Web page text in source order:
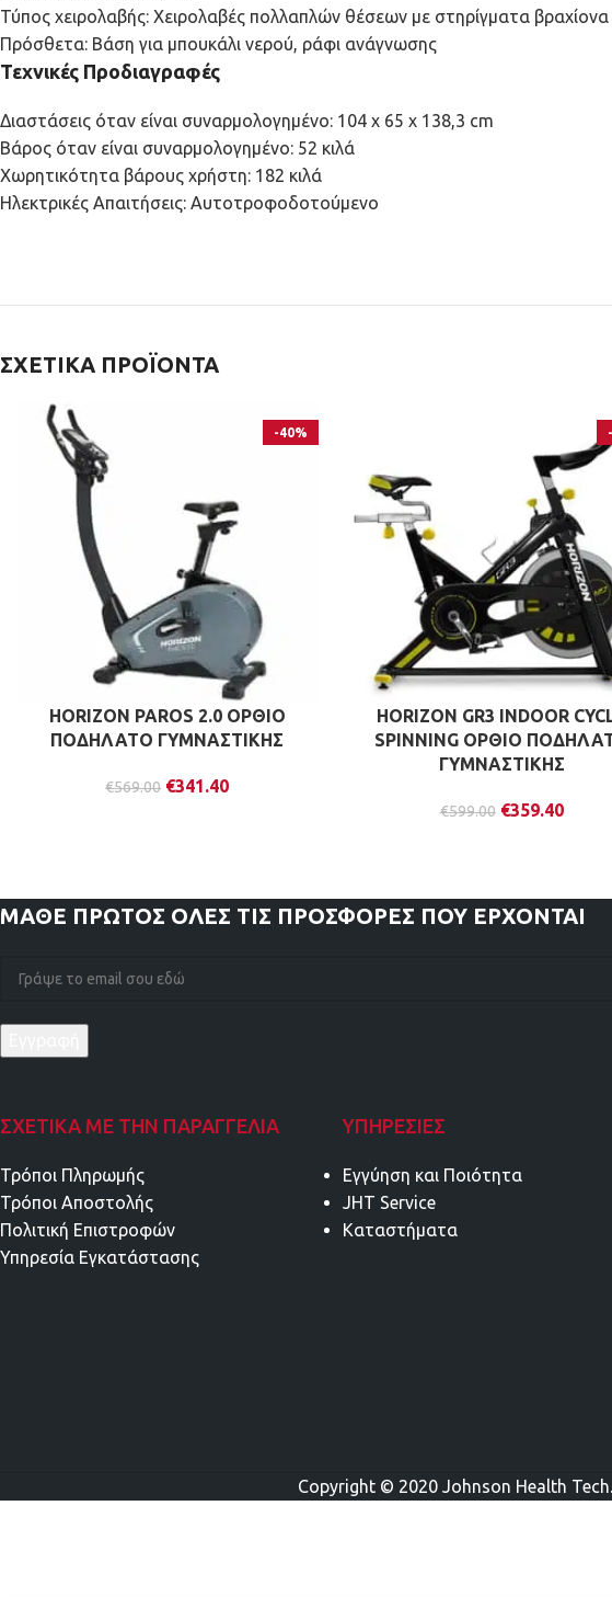
Τύπος χειρολαβής: Χειρολαβές πολλαπλών θέσεων με στηρίγματα
Πρόσθετα: Βάση για μπουκάλι νερού, ράφι ανάγνωσης
Τεχνικές Προδιαγραφές
Διαστάσεις όταν είναι συναρμολογημένο: 104 x 65 x 138,3 cm
Βάρος όταν είναι συναρμολογημένο: 52 κιλά
Χωρητικότητα βάρους χρήστη: 182 κιλά
Ηλεκτρικές Απαιτήσεις: Αυτοτροφοδοτούμενο
ΣΧΕΤΙΚΆ ΠΡΟΪΌΝΤΑ
-40%
HORIZON PAROS 2.0 ΟΡΘΙΟ
ΠΟΔΗΛΑΤΟ ΓΥΜΝΑΣΤΙΚΗΣ
€569.00 €341.40
HORIZON GR3 INDOOR
SPINNING ΟΡΘΙΟ
ΓΥΜΝΑΣΤΙΚΗΣ
€599.00 €359.40
ΜΑΘΕ ΠΡΩΤΟΣ ΟΛΕΣ ΤΙΣ ΠΡΟΣΦΟΡΕΣ ΠΟΥ ΕΡΧΟΝΤΑΙ
ΣΧΕΤΙΚΑ ΜΕ ΤΗΝ ΠΑΡΑΓΓΕΛΙΑ
Τρόποι Πληρωμής
Τρόποι Αποστολής
Πολιτική Επιστροφών
Υπηρεσία Εγκατάστασης
ΥΠΗΡΕΣΊΕΣ
Εγγύηση και Ποιότητα
JHT Service
Καταστήματα
Copyright © 2020 Johnson Health